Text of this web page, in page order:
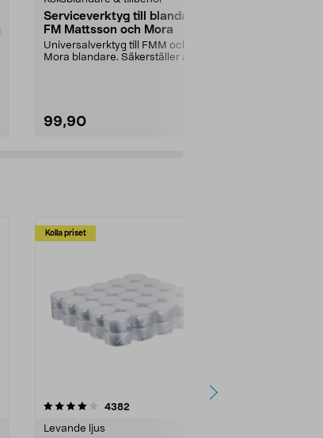
Serviceverktyg till blandare
FM Mattsson och Mora
Universalverktyg till FMM och
Mora blandare. Säkerställer att
99,90
Kolla priset
4382
Levande ljus
4.5av 5 stjärnor